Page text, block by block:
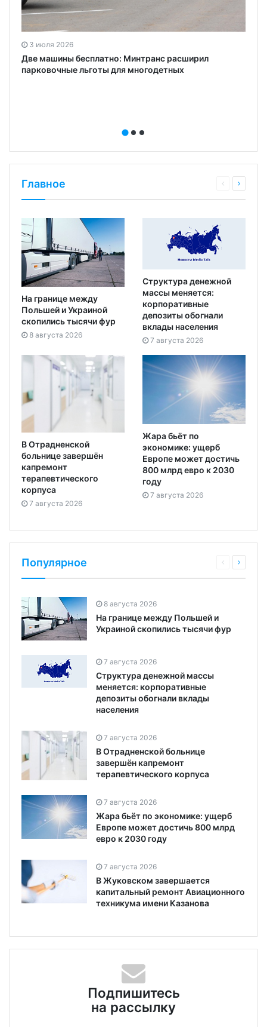
3 июля 2026
Две машины бесплатно: Минтранс расширил
парковочные льготы для многодетных
Главное
На границе между
Польшей и Украиной
скопились тысячи фур
8 августа 2026
Структура денежной
массы меняется:
корпоративные
депозиты обогнали
вклады населения
7 августа 2026
В Отрадненской
больнице завершён
капремонт
терапевтического
корпуса
7 августа 2026
Жара бьёт по
экономике: ущерб
Европе может достичь
800 млрд евро к 2030
году
7 августа 2026
Популярное
8 августа 2026
На границе между Польшей и
Украиной скопились тысячи фур
7 августа 2026
Структура денежной массы
меняется: корпоративные
депозиты обогнали вклады
населения
7 августа 2026
В Отрадненской больнице
завершён капремонт
терапевтического корпуса
7 августа 2026
Жара бьёт по экономике: ущерб
Европе может достичь 800 млрд
евро к 2030 году
7 августа 2026
В Жуковском завершается
капитальный ремонт Авиационного
техникума имени Казанова
Подпишитесь
на рассылку